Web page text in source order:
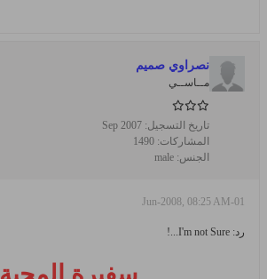
نصراوي صميم
مــاســي
تاريخ التسجيل: Sep 2007
المشاركات: 1490
الجنس: male
01-Jun-2008, 08:25 AM
رد: I'm not Sure...!